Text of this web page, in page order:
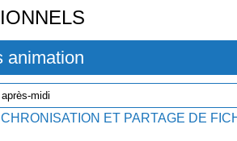
animation
midi
ET PARTAGE DE